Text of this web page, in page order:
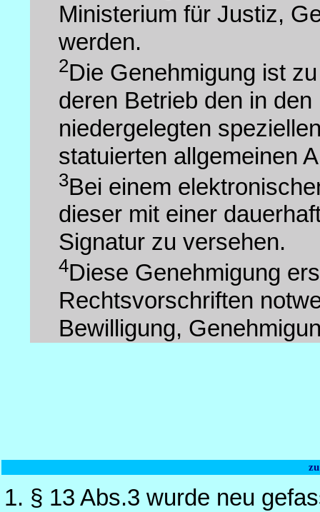
Ministerium für Justiz,
werden.
2Die Genehmigung ist
deren Betrieb den in
niedergelegten
statuierten allgemeinen
3Bei einem
dieser mit einer
Signatur zu versehen.
4Diese Genehmigung
Rechtsvorschriften
Bewilligung,
§ 13 Abs.3 wurde neu